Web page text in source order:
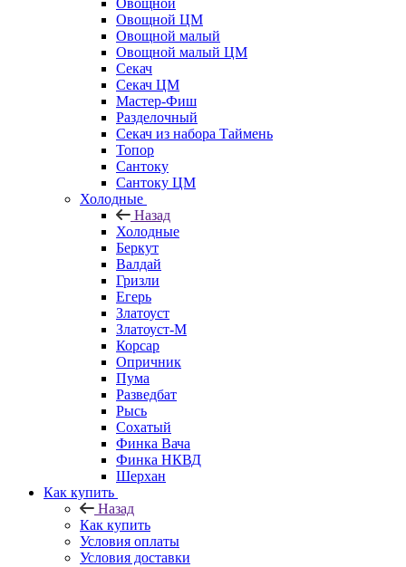
Овощной
Овощной ЦМ
Овощной малый
Овощной малый ЦМ
Секач
Секач ЦМ
Мастер-Фиш
Разделочный
Секач из набора Таймень
Топор
Сантоку
Сантоку ЦМ
Холодные
Назад
Холодные
Беркут
Валдай
Гризли
Егерь
Златоуст
Златоуст-М
Корсар
Опричник
Пума
Разведбат
Рысь
Сохатый
Финка Вача
Финка НКВД
Шерхан
Как купить
Назад
Как купить
Условия оплаты
Условия доставки